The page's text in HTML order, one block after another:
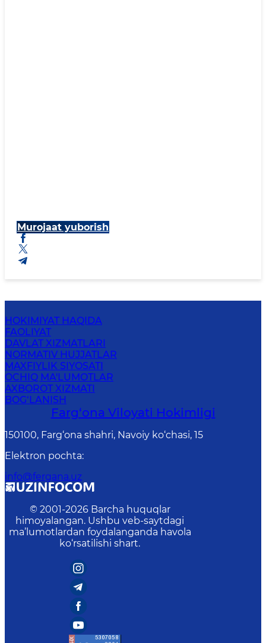
Murojaat yuborish
HOKIMIYAT HAQIDA
FAOLIYAT
DAVLAT XIZMATLARI
NORMATIV HUJJATLAR
MAXFIYLIK SIYOSATI
OCHIQ MA'LUMOTLAR
AXBOROT XIZMATI
BOG‘LANISH
Farg‘оnа Vilоyati Hоkimligi
150100, Fаrg‘оnа shаhri, Nаvоiy ko‘chаsi, 15
Elektron pochta:
info@fergana.uz
© 2001-2026 Barcha huquqlar
himoyalangan. Ushbu veb-saytdagi
ma’lumotlardan foydalanganda havola
ko‘rsatilishi shart.